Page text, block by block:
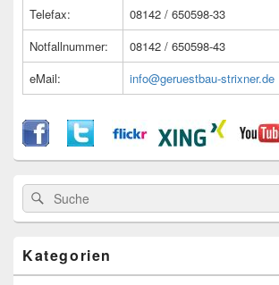
Telefax:
08142 / 650598-33
Notfallnummer:
08142 / 650598-43
eMail:
info@geruestbau-strixner.de
Suche
nach:
Suche
Kategorien